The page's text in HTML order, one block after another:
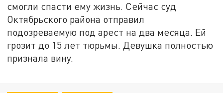
смогли спасти ему жизнь. Сейчас суд
Октябрьского района отправил
подозреваемую под арест на два месяца. Ей
грозит до 15 лет тюрьмы. Девушка полностью
признала вину.